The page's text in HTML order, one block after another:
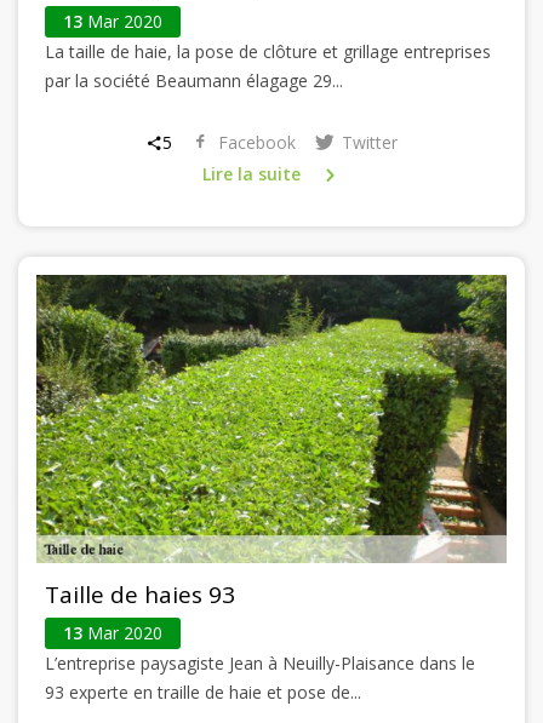
13 Mar 2020
La taille de haie, la pose de clôture et grillage entreprises
par la société Beaumann élagage 29...
5 Facebook
Twitter
Lire la suite
Taille de haies 93
13 Mar 2020
L’entreprise paysagiste Jean à Neuilly-Plaisance dans le
93 experte en traille de haie et pose de...